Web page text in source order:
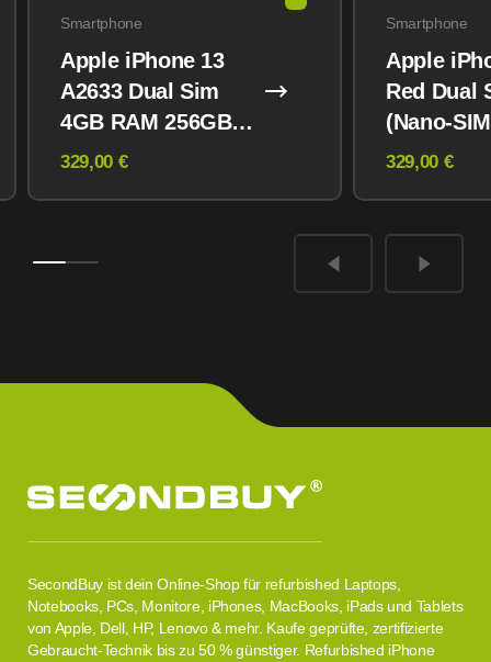
Smartphone
Apple iPhone 13
A2633 Dual Sim
4GB RAM 256GB
Midnight
329,00 €
Smartphone
Apple
Red Dual
(Nano-
eSIM)
329,00 €
SecondBuy ist dein Online-Shop für refurbished Laptops,
Notebooks, PCs, Monitore, iPhones, MacBooks, iPads und Tablets
von Apple, Dell, HP, Lenovo & mehr. Kaufe geprüfte, zertifizierte
Gebraucht-Technik bis zu 50 % günstiger. Refurbished iPhone